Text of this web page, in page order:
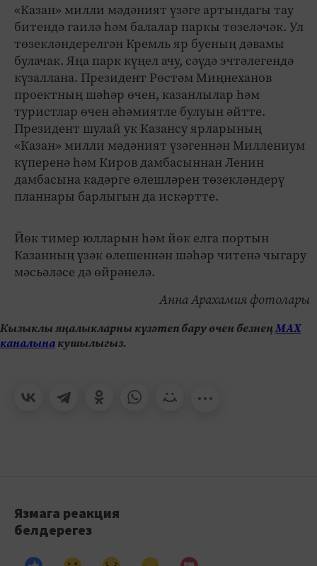
«Казан» милли мәдәният үзәге артындагы тау
битендә гаилә һәм балалар паркы төзеләчәк. Ул
төзекләндерелгән Кремль яр буеның дәвамы
булачак. Яңа парк күңел ачу, сәүдә эчтәлегендә
күзаллана. Президент Рөстәм Миңнеханов
проектның шәһәр өчен, казанлылар һәм
туристлар өчен әһәмиятле булуын әйтте.
Президент шулай ук Казансу ярларының
«Казан» милли мәдәният үзәгеннән Миллениум
күперенә һәм Киров дамбасыннан Ленин
дамбасына кадәрге өлешләрен төзекләндерү
планнары барлыгын да искәртте.
Йөк тимер юлларын һәм йөк елга портын
Казанның үзәк өлешеннән шәһәр читенә чыгару
мәсьәләсе дә өйрәнелә.
Анна Арахамия фотолары
Кызыклы яңалыкларны күзәтеп бару өчен безнеңМАХ
каналынакушылыгыз.
Язмага реакция
белдерегез